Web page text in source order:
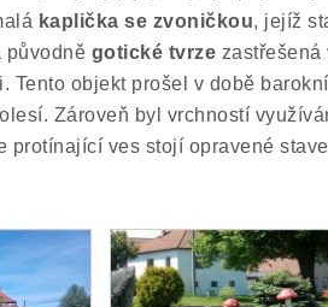
kaplička se zvoničkou, jejíž
původně gotické tvrze zastřešená
objekt prošel v době
Zároveň byl vrchností
protínající ves stojí opravené